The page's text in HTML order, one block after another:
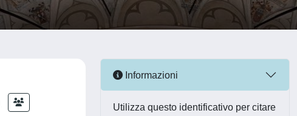
Informazioni
Utilizza questo identificativo per citare